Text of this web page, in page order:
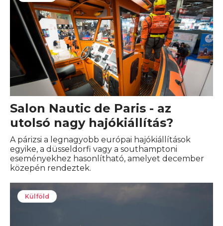
Salon Nautic de Paris - az
utolsó nagy hajókiállítás?
A párizsi a legnagyobb európai hajókiállítások
egyike, a düsseldorfi vagy a southamptoni
eseményekhez hasonlítható, amelyet december
közepén rendeztek.
Külföld